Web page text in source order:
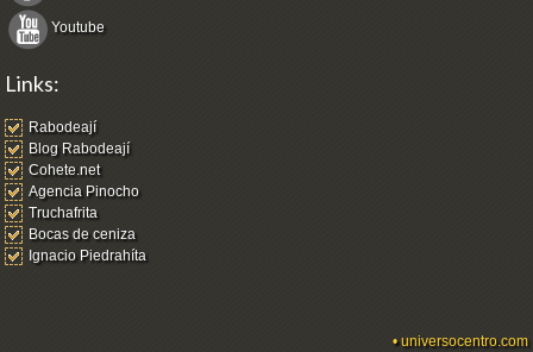
Youtube
Links:
Rabodeají
Blog Rabodeají
Cohete.net
Agencia Pinocho
Truchafrita
Bocas de ceniza
Ignacio Piedrahíta
•universocentro.com